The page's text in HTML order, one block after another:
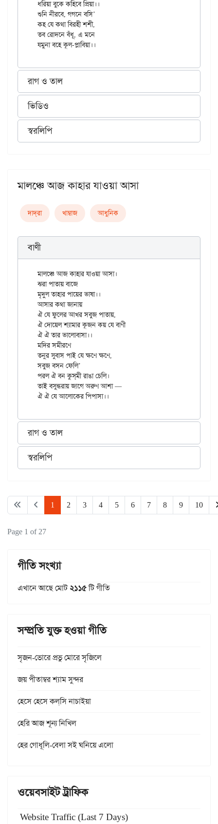
ধরিয়া বুকে কহিবে প্রিয়া।।
শুনি নীরবে, গগনে বসি’
কহ যে কথা বিরহী শশী,
তব রোদনে বঁধূ, এ মনে
রাগ ও তাল
ভিডিও
স্বরলিপি
মালঞ্চে আজ কাহার যাওয়া আসা
দাদ্‌রা খাম্বাজ আধুনিক
বাণী
মালঞ্চে আজ কাহার যাওয়া আসা।
ঝরা পাতায় বাজে
মৃদুল তাহার পায়ের ভাষা।।
আসার কথা জানায়
ঐ যে ফুলের আখর সবুজ পাতায়,
ঐ দোয়েল শ্যামার কূজন কয় যে বাণী
ঐ ঐ তার ভালোবাসা।।
মদির সমীরণে
তনুর সুবাস পাই যে ক্ষণে ক্ষণে,
সবুজ বসন ফেলি’
পরল ঐ বন কুস্‌মী রাঙা চেলি।
তাই বসুন্ধরায় জাগে অরুণ আশা —
রাগ ও তাল
স্বরলিপি
1 2 3 4 5 6 7 8 9 10
Page 1 of 27
গীতি সংখ্যা
এখানে আছে মোট২১১৫টি গীতি
সম্প্রতি যুক্ত হওয়া গীতি
সৃজন-ভোরে প্রভু মোরে সৃজিলে
জয় পীতাম্বর শ্যাম সুন্দর
হেসে হেসে কল্‌সি নাচাইয়া
হেরি আজ শূন্য নিখিল
হের গোধূলি-বেলা সই ঘনিয়ে এলো
ওয়েবসাইট ট্রাফিক
Website Traffic (Last 7 Days)